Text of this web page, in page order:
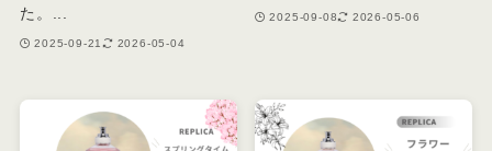
た。...
2025-09-21 2026-05-04
2025-09-08 2026-05-06